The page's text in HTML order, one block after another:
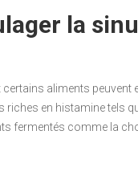
la
aliments peuvent
riches en histamine tels
fermentés comme la